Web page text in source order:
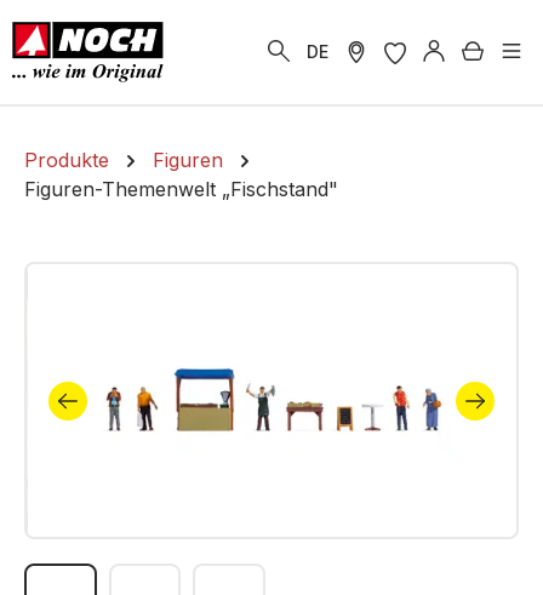
springen
DE
Produkte
Figuren
Figuren-Themenwelt „Fischstand"